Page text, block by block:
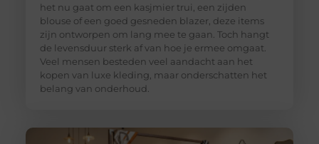
het nu gaat om een kasjmier trui, een zijden
blouse of een goed gesneden blazer, deze items
zijn ontworpen om lang mee te gaan. Toch hangt
de levensduur sterk af van hoe je ermee omgaat.
Veel mensen besteden veel aandacht aan het
kopen van luxe kleding, maar onderschatten het
belang van onderhoud.